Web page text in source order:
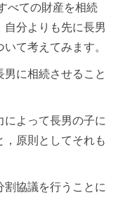
べての財産を相続
自分よりも先に長男
て考えてみます。
に相続させること
によって長男の子に
原則としてそれも
協議を行うことに